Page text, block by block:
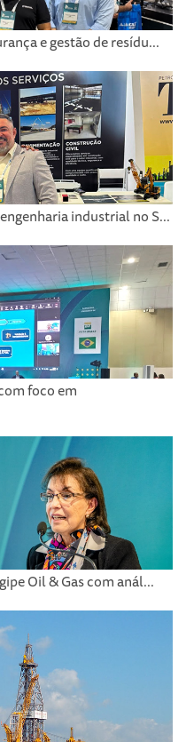
e gestão de resídu...
industrial no S...
foco em
Oil & Gas com anál...